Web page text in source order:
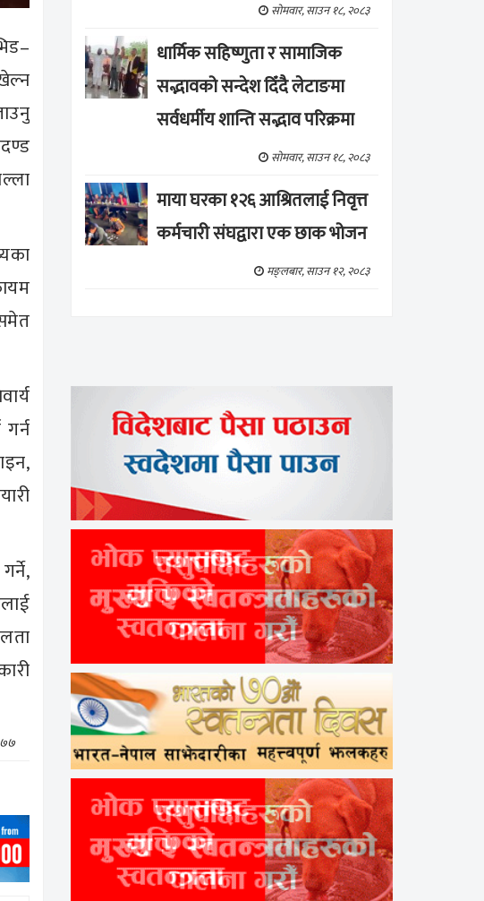
सोमवार, साउन १८, २०८३
धार्मिक सहिष्णुता र सामाजिक
सद्भावको सन्देश दिँदै लेटाङमा
सर्वधर्मीय शान्ति सद्भाव परिक्रमा
सोमवार, साउन १८, २०८३
माया घरका १२६ आश्रितलाई निवृत्त
कर्मचारी संघद्वारा एक छाक भोजन
मङ्लबार, साउन १२, २०८३